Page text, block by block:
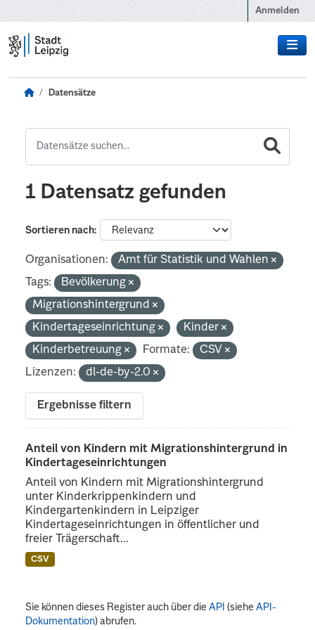
Anmelden
Datensätze
1 Datensatz gefunden
Sortieren nach
Organisationen:
Amt für Statistik und Wahlen
Tags:
Bevölkerung
Migrationshintergrund
Kindertageseinrichtung
Kinder
Kinderbetreuung
Formate:
CSV
Lizenzen:
dl-de-by-2.0
Ergebnisse filtern
Anteil von Kindern mit Migrationshintergrund in
Kindertageseinrichtungen
Anteil von Kindern mit Migrationshintergrund
unter Kinderkrippenkindern und
Kindergartenkindern in Leipziger
Kindertageseinrichtungen in öffentlicher und
freier Trägerschaft...
CSV
Sie können dieses Register auch über dieAPI (sieheAPI-
Dokumentation) abrufen.